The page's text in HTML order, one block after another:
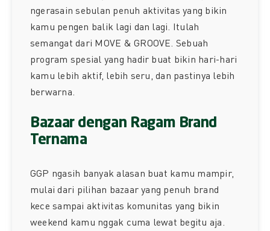
ngerasain sebulan penuh aktivitas yang bikin
kamu pengen balik lagi dan lagi. Itulah
semangat dari MOVE & GROOVE. Sebuah
program spesial yang hadir buat bikin hari-hari
kamu lebih aktif, lebih seru, dan pastinya lebih
berwarna.
Bazaar dengan Ragam Brand
Ternama
GGP ngasih banyak alasan buat kamu mampir,
mulai dari pilihan bazaar yang penuh brand
kece sampai aktivitas komunitas yang bikin
weekend kamu nggak cuma lewat begitu aja.